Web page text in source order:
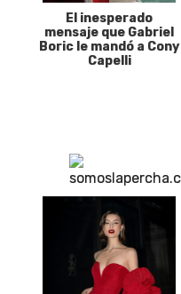
El inesperado
mensaje que Gabriel
Boric le mandó a Cony
Capelli